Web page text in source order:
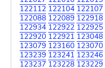
122112 122104 122107
122088 122089 122918
122934 122922 122925
122920 122921 123048
123079 123160 123070
123239 123241 123246
123237 123228 123229